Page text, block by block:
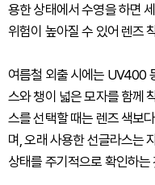
용한 상태에서 수영을 하면
위험이 높아질 수 있어 렌즈
여름철 외출 시에는 UV400
스와 챙이 넓은 모자를 함께
스를 선택할 때는 렌즈 색보
며, 오래 사용한 선글라스는
상태를 주기적으로 확인하는